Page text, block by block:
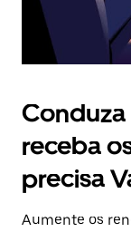
receba
precisa
Aumente os